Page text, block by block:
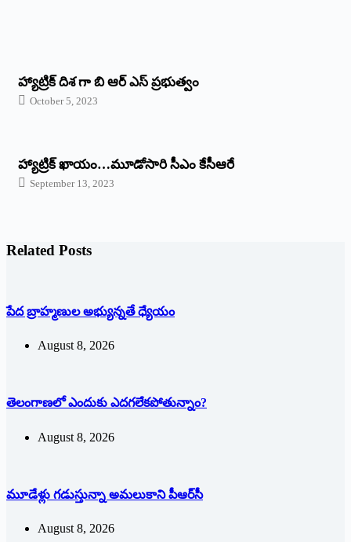
హ్యాట్రిక్ దిశ గా బి ఆర్ ఎస్ ప్రభుత్వం
October 5, 2023
హ్యాట్రిక్‌ ‌ఖాయం…మూడోసారి సీఎం కేసీఆరే
September 13, 2023
Related Posts
పేద బ్రాహ్మణుల అభ్యున్నతే ధ్యేయం
August 8, 2026
తెలంగాణలో ఎందుకు ఎదగలేకపోతున్నాం?
August 8, 2026
మూడేళ్లు గ‌డుస్తున్నా అమ‌లుకాని పీఆర్‌సీ
August 8, 2026